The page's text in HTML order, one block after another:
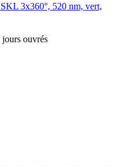
3x360°, 520 nm, vert,
ouvrés